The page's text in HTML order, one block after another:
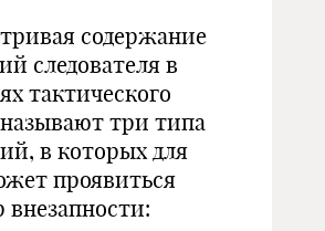
содержание
следователя в
тактического
три типа
в которых для
проявиться
внезапности: